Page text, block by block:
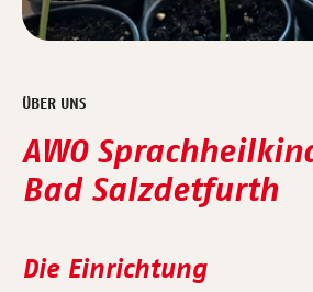
ÜBER UNS
AWO
Bad Salzdetfurth
Die Einrichtung